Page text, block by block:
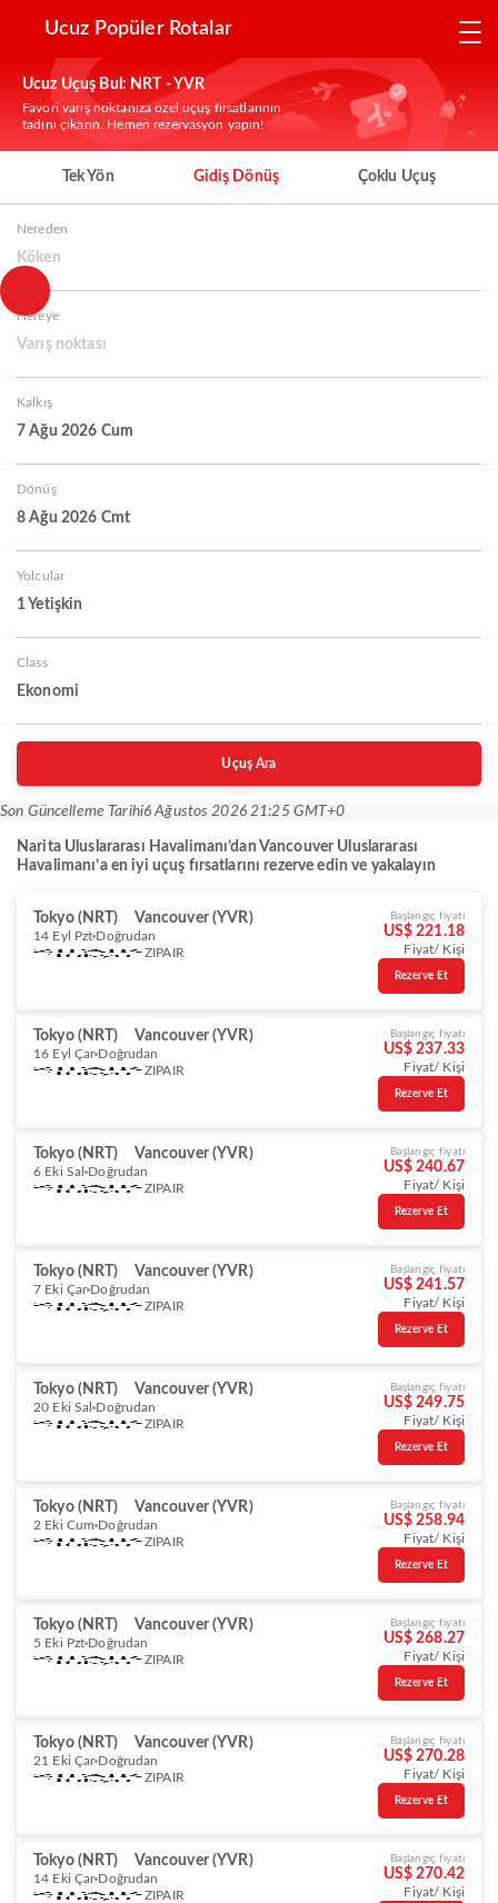
Ucuz Popüler Rotalar
Ucuz Uçuş Bul: NRT - YVR
Favori varış noktanıza özel uçuş fırsatlarının
tadını çıkarın. Hemen rezervasyon yapın!
Tek Yön Gidiş Dönüş Çoklu Uçuş
Nereden
Köken
Nereye
Varış noktası
Kalkış
7 Ağu 2026 Cum
Dönüş
8 Ağu 2026 Cmt
Yolcular
1 Yetişkin
Class
Ekonomi
Uçuş Ara
Son Güncelleme Tarihi6 Ağustos 2026 21:25 GMT+0
Narita Uluslararası Havalimanı’dan Vancouver Uluslararası
Havalimanı’a en iyi uçuş fırsatlarını rezerve edin ve yakalayın
Tokyo (NRT) Vancouver (YVR)
14 Eyl Pzt Doğrudan
ZIPAIR
Başlangıç fiyatı
US$ 221.18
Fiyat/ Kişi
Rezerve Et
Tokyo (NRT) Vancouver (YVR)
16 Eyl Çar Doğrudan
ZIPAIR
Başlangıç fiyatı
US$ 237.33
Fiyat/ Kişi
Rezerve Et
Tokyo (NRT) Vancouver (YVR)
6 Eki Sal Doğrudan
ZIPAIR
Başlangıç fiyatı
US$ 240.67
Fiyat/ Kişi
Rezerve Et
Tokyo (NRT) Vancouver (YVR)
7 Eki Çar Doğrudan
ZIPAIR
Başlangıç fiyatı
US$ 241.57
Fiyat/ Kişi
Rezerve Et
Tokyo (NRT) Vancouver (YVR)
20 Eki Sal Doğrudan
ZIPAIR
Başlangıç fiyatı
US$ 249.75
Fiyat/ Kişi
Rezerve Et
Tokyo (NRT) Vancouver (YVR)
2 Eki Cum Doğrudan
ZIPAIR
Başlangıç fiyatı
US$ 258.94
Fiyat/ Kişi
Rezerve Et
Tokyo (NRT) Vancouver (YVR)
5 Eki Pzt Doğrudan
ZIPAIR
Başlangıç fiyatı
US$ 268.27
Fiyat/ Kişi
Rezerve Et
Tokyo (NRT) Vancouver (YVR)
21 Eki Çar Doğrudan
ZIPAIR
Başlangıç fiyatı
US$ 270.28
Fiyat/ Kişi
Rezerve Et
Tokyo (NRT) Vancouver (YVR)
14 Eki Çar Doğrudan
ZIPAIR
Başlangıç fiyatı
US$ 270.42
Fiyat/ Kişi